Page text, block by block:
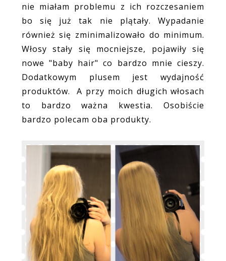
nie miałam problemu z ich rozczesaniem
bo się już tak nie plątały. Wypadanie
również się zminimalizowało do minimum.
Włosy stały się mocniejsze, pojawiły się
nowe "baby hair" co bardzo mnie cieszy.
Dodatkowym plusem jest wydajność
produktów. A przy moich długich włosach
to bardzo ważna kwestia. Osobiście
bardzo polecam oba produkty.